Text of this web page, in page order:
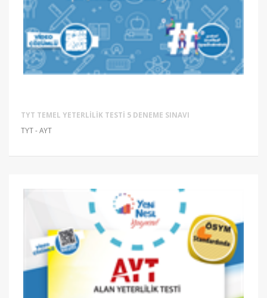
TYT TEMEL YETERLILIK TESTI 5 DENEME SINAVI
TYT - AYT